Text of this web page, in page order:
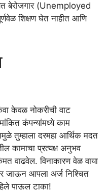
बेरोजगार (Unemployed
शिक्षण घेत नाहीत आणि
केवळ नोकरीची वाट
कंपन्यांमध्ये काम
तुम्हाला दरमहा आर्थिक मदत
कामाचा प्रत्यक्ष अनुभव
वाढवेल. विनाकारण वेळ वाया
जाऊन आपला अर्ज निश्चित
पाऊल टाका!